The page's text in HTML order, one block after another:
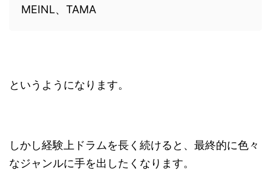
MEINL、TAMA
というようになります。
しかし経験上ドラムを長く続けると、最終的に色々
なジャンルに手を出したくなります。